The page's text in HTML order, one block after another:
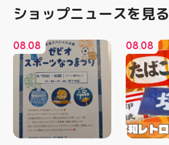
ショップニュースを見る
08.08 08.08